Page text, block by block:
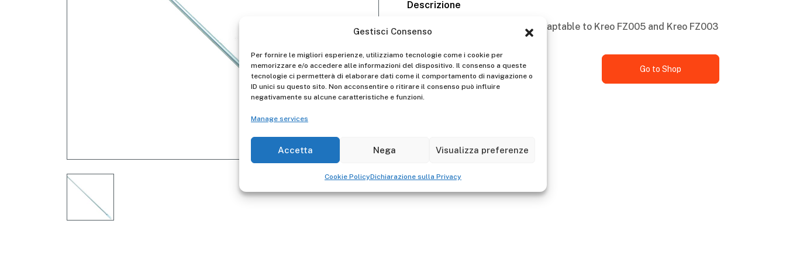
Gestisci Consenso
Per fornire le migliori esperienze, utilizziamo tecnologie come i cookie per
memorizzare e/o accedere alle informazioni del dispositivo. Il consenso a queste
tecnologie ci permetterà di elaborare dati come il comportamento di navigazione o
ID unici su questo sito. Non acconsentire o ritirare il consenso può influire
negativamente su alcune caratteristiche e funzioni.
Manage services
Accetta Nega Visualizza preferenze
Cookie PolicyDichiarazione sulla Privacy
Descrizione
The steel rod SLTIITA1810 is adaptable to Kreo FZ005 and Kreo FZ003
Go to Shop